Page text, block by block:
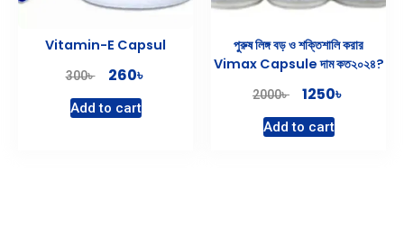
Vitamin-E Capsul
300৳ 260৳
Add to cart
পুরুষ লিঙ্গ বড় ও শক্তিশালি করার
Vimax Capsule দাম কত২০২৪?
2000৳ 1250৳
Add to cart